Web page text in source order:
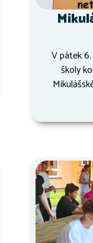
V pátek
školy